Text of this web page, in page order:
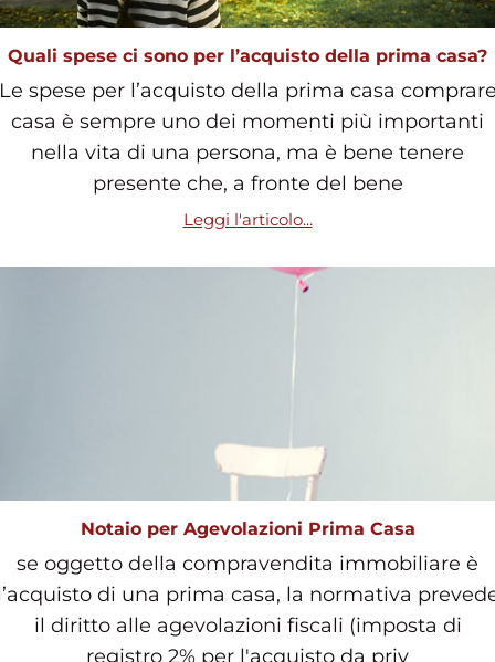
Quali spese ci sono per l’acquisto della prima casa?
spese per l’acquisto della prima casa
casa è sempre uno dei momenti più importanti
nella vita di una persona, ma è bene tenere
presente che, a fronte del bene
Leggi l'articolo...
Notaio per Agevolazioni Prima Casa
se oggetto della compravendita immobiliare è
di una prima casa, la normativa
il diritto alle agevolazioni fiscali (imposta di
registro 2% per l'acquisto da priv